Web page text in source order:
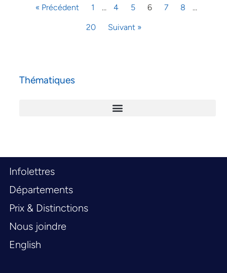
« Précédent 1 … 4 5 6 7 8 …
20 Suivant »
Thématiques
Infolettres
Départements
Prix & Distinctions
Nous joindre
English